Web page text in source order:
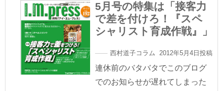
5月号の特集は「接客力
で差を付けろ！『スペ
シャリスト育成作戦』」
西村道子コラム 2012年5月4日投稿
連休前のバタバタでこのブログ
でのお知らせが遅れてしまった